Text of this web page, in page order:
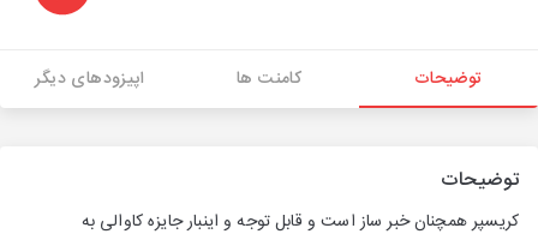
توضیحات کامنت ها اپیزودهای دیگر
توضیحات
کریسپر همچنان خبر ساز است و قابل توجه و اینبار جایزه کاوالی به